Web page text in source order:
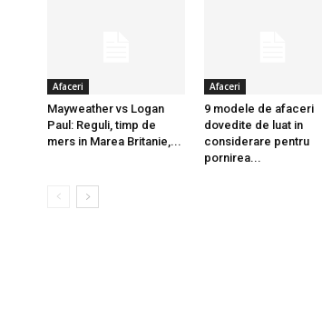
Afaceri
Mayweather vs Logan
Paul: Reguli, timp de
mers in Marea Britanie,...
Afaceri
9 modele de afaceri
dovedite de luat in
considerare pentru
pornirea...